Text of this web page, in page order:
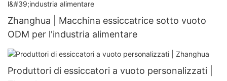
Zhanghua | Macchina essiccatrice sotto vuoto
ODM per l'industria alimentare
Produttori di essiccatori a vuoto personalizzati |